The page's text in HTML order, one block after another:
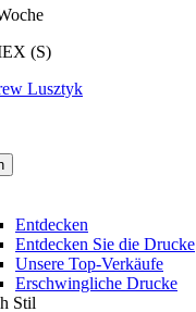
(S)
Lusztyk
Entdecken
Entdecken Sie die Drucke
Unsere Top-Verkäufe
Erschwingliche Drucke
Stil